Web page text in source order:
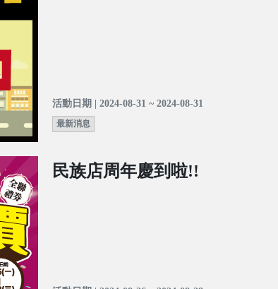
活動日期 | 2024-08-31 ~ 2024-08-31
最新消息
民族店周年慶到啦!!